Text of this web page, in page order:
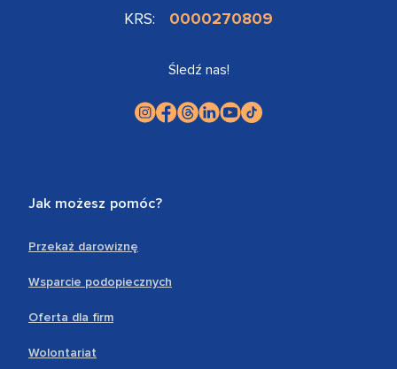
KRS: 0000270809
Śledź nas!
Jak możesz pomóc?
Przekaż darowiznę
Wsparcie podopiecznych
Oferta dla firm
Wolontariat